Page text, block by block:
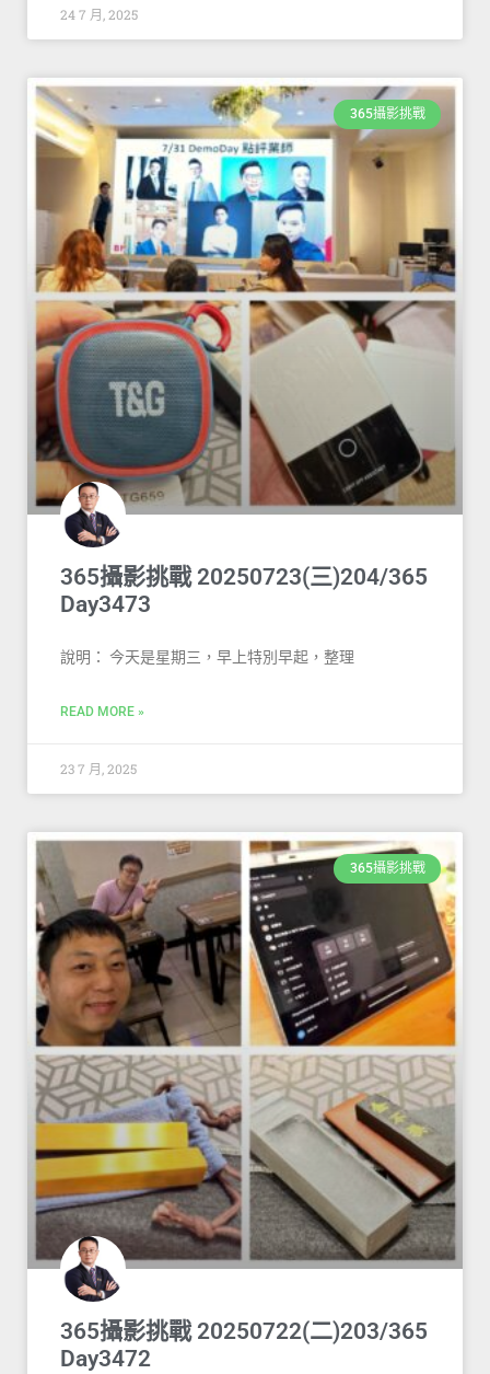
24 7 月, 2025
365攝影挑戰
365攝影挑戰 20250723(三)204/365
Day3473
說明： 今天是星期三，早上特別早起，整理
READ MORE »
23 7 月, 2025
365攝影挑戰
365攝影挑戰 20250722(二)203/365
Day3472